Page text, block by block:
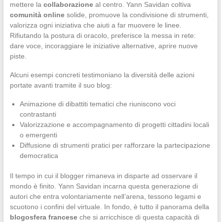
mettere la collaborazioneal centro. Yann Savidan coltiva
comunità onlinesolide, promuove la condivisione di strumenti,
valorizza ogni iniziativa che aiuti a far muovere le linee.
Rifiutando la postura di oracolo, preferisce la messa in rete:
dare voce, incoraggiare le iniziative alternative, aprire nuove
piste.
Alcuni esempi concreti testimoniano la diversità delle azioni
portate avanti tramite il suo blog:
Animazione di dibattiti tematici che riuniscono voci
contrastanti
Valorizzazione e accompagnamento di progetti cittadini locali
o emergenti
Diffusione di strumenti pratici per rafforzare la partecipazione
democratica
Il tempo in cui il blogger rimaneva in disparte ad osservare il
mondo è finito. Yann Savidan incarna questa generazione di
autori che entra volontariamente nell’arena, tessono legami e
scuotono i confini del virtuale. In fondo, è tutto il panorama della
blogosfera franceseche si arricchisce di questa capacità di